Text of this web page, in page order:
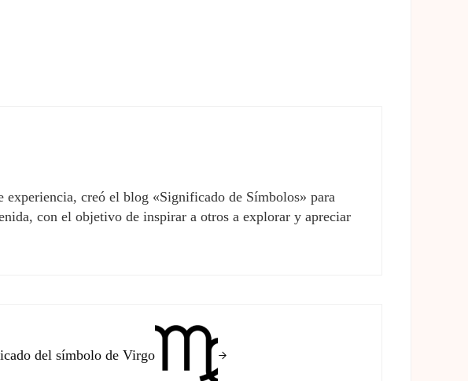
creó el blog «Significado de Símbolos» para
con el objetivo de inspirar a otros a explorar y apreciar
del símbolo de Virgo